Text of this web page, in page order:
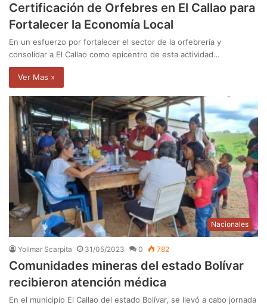
Certificación de Orfebres en El Callao para
Fortalecer la Economía Local
En un esfuerzo por fortalecer el sector de la orfebrería y
consolidar a El Callao como epicentro de esta actividad…
Ver Mas »
Nacionales
Yolimar Scarpita 31/05/2023 0 782
Comunidades mineras del estado Bolívar
recibieron atención médica
En el municipio El Callao del estado Bolívar, se llevó a cabo jornada